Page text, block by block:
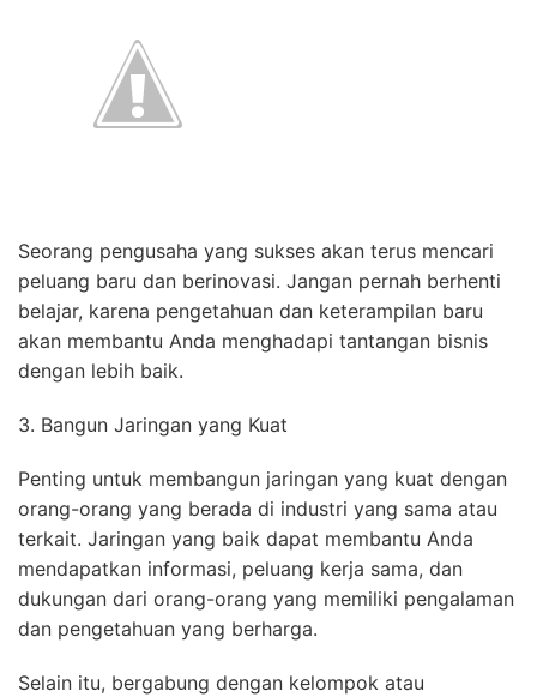
Seorang pengusaha yang sukses akan terus mencari
peluang baru dan berinovasi. Jangan pernah berhenti
belajar, karena pengetahuan dan keterampilan baru
akan membantu Anda menghadapi tantangan bisnis
dengan lebih baik.
3. Bangun Jaringan yang Kuat
Penting untuk membangun jaringan yang kuat dengan
orang-orang yang berada di industri yang sama atau
terkait. Jaringan yang baik dapat membantu Anda
mendapatkan informasi, peluang kerja sama, dan
dukungan dari orang-orang yang memiliki pengalaman
dan pengetahuan yang berharga.
Selain itu, bergabung dengan kelompok atau